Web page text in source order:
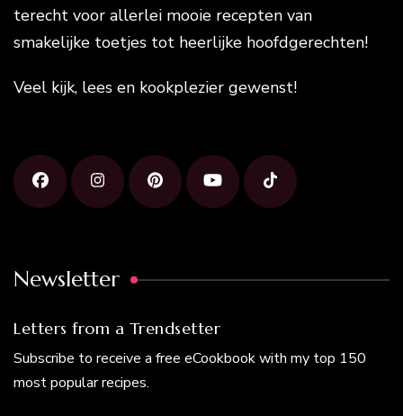
terecht voor allerlei mooie recepten van
smakelijke toetjes tot heerlijke hoofdgerechten!
Veel kijk, lees en kookplezier gewenst!
Newsletter
Letters from a Trendsetter
Subscribe to receive a free eCookbook with my top 150
most popular recipes.